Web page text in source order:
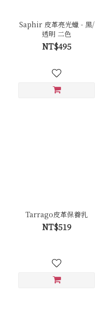
Saphir 皮革亮光蠟 - 黑/
透明 二色
NT$495
Tarrago皮革保養乳
NT$519